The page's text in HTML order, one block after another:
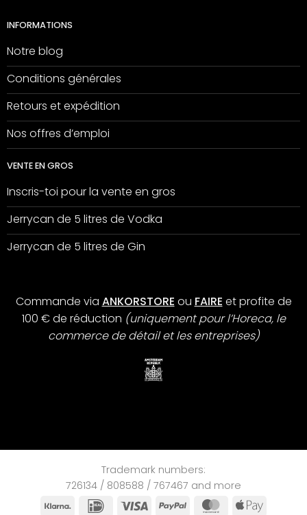
INFORMATIONS
Notre blog
Conditions générales
Retours et expédition
Nos offres d’emploi
VENTE EN GROS
Inscris-toi pour la vente en gros
Jerrycan de 5 litres de Vodka
Jerrycan de 5 litres de Gin
Commande via ANKORSTORE ou FAIRE et profite de
100 € de réduction (uniquement pour l’Horeca, le
commerce de détail et les entreprises)
Trademark numbers:
726134 / 808588 / 767467 and more
Klarna
IDeal Visa PayPal MasterCard
Apple